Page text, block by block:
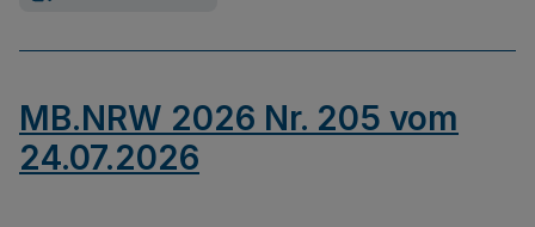
MB.NRW 2026 Nr. 205 vom
24.07.2026